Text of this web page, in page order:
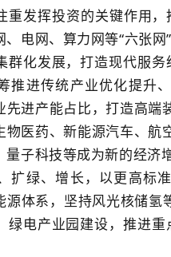
重发挥投资的关键作用
电网、算力网等“六张
群化发展，打造现代服
推进传统产业优化提升
先进产能占比，打造高
物医药、新能源汽车、
量子科技等成为新的经济
扩绿、增长，以更高标
源体系，坚持风光核储
绿电产业园建设，推进